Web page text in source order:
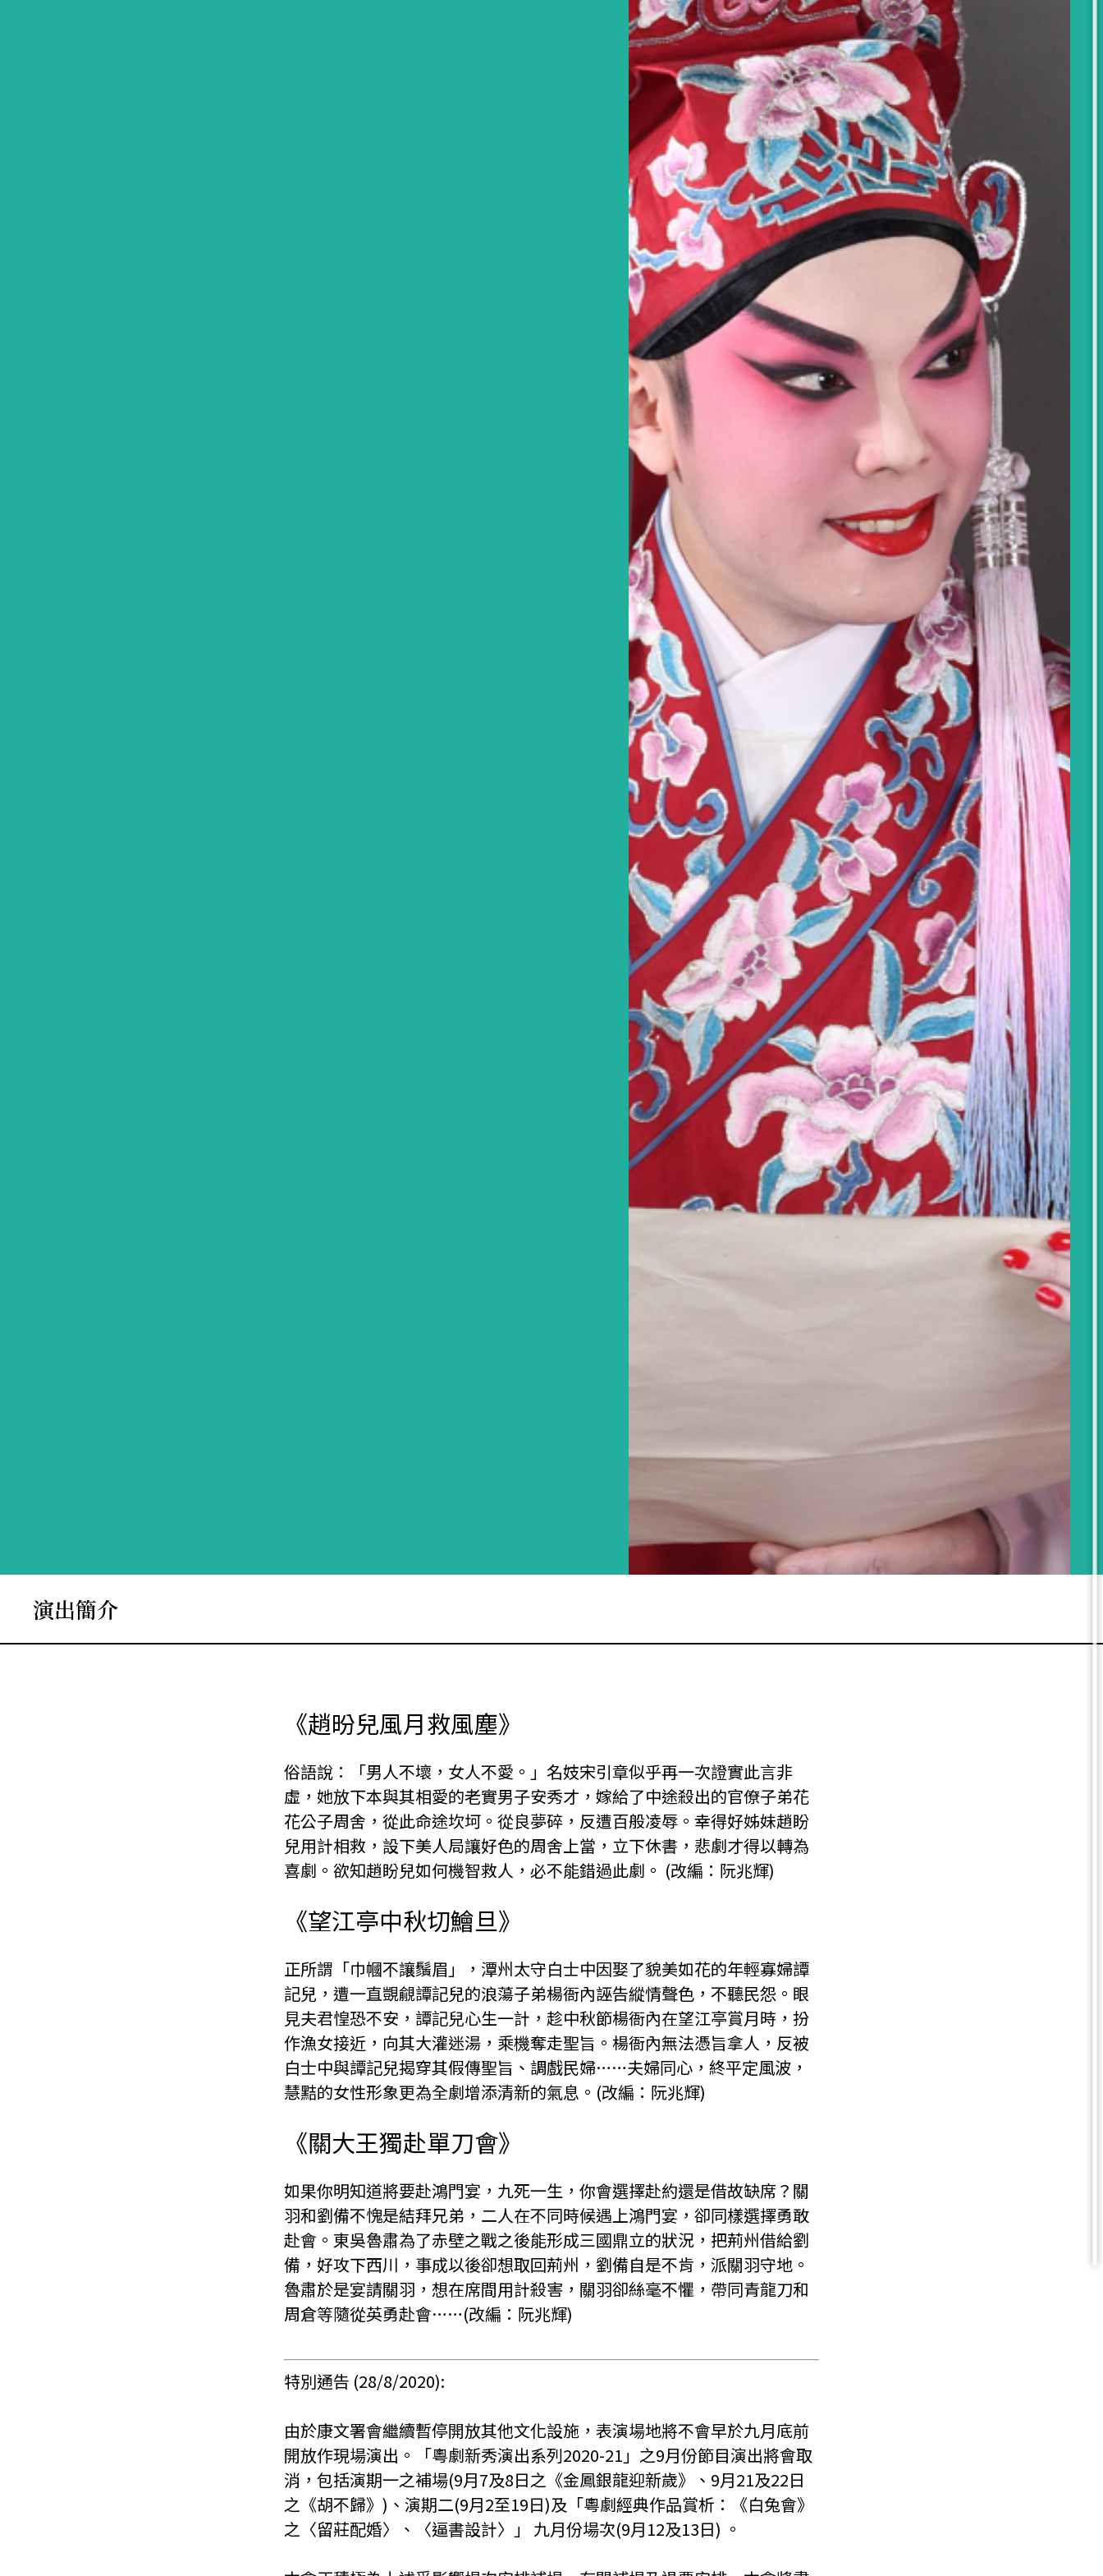
演出簡介
《趙昐兒風月救風塵》
俗語說：「男人不壞，女人不愛。」名妓宋引章似乎再一次證實此言非
虛，她放下本與其相愛的老實男子安秀才，嫁給了中途殺出的官僚子弟花
花公子周舍，從此命途坎坷。從良夢碎，反遭百般凌辱。幸得好姊妹趙盼
兒用計相救，設下美人局讓好色的周舍上當，立下休書，悲劇才得以轉為
喜劇。欲知趙盼兒如何機智救人，必不能錯過此劇。 (改編：阮兆輝)
《望江亭中秋切鱠旦》
正所謂「巾幗不讓鬚眉」，潭州太守白士中因娶了貌美如花的年輕寡婦譚
記兒，遭一直覬覦譚記兒的浪蕩子弟楊衙內誣告縱情聲色，不聽民怨。眼
見夫君惶恐不安，譚記兒心生一計，趁中秋節楊衙內在望江亭賞月時，扮
作漁女接近，向其大灌迷湯，乘機奪走聖旨。楊衙內無法憑旨拿人，反被
白士中與譚記兒揭穿其假傳聖旨、調戲民婦……夫婦同心，終平定風波，
慧黠的女性形象更為全劇增添清新的氣息。(改編：阮兆輝)
《關大王獨赴單刀會》
如果你明知道將要赴鴻門宴，九死一生，你會選擇赴約還是借故缺席？關
羽和劉備不愧是結拜兄弟，二人在不同時候遇上鴻門宴，卻同樣選擇勇敢
赴會。東吳魯肅為了赤壁之戰之後能形成三國鼎立的狀況，把荊州借給劉
備，好攻下西川，事成以後卻想取回荊州，劉備自是不肯，派關羽守地。
魯肅於是宴請關羽，想在席間用計殺害，關羽卻絲毫不懼，帶同青龍刀和
周倉等隨從英勇赴會……(改編：阮兆輝)
特別通告 (28/8/2020):
由於康文署會繼續暫停開放其他文化設施，表演場地將不會早於九月底前
開放作現場演出。「粵劇新秀演出系列2020-21」之9月份節目演出將會取
消，包括演期一之補場(9月7及8日之《金鳳銀龍迎新歲》、9月21及22日
之《胡不歸》)、演期二(9月2至19日)及「粵劇經典作品賞析：《白兔會》
之〈留莊配婚〉、〈逼書設計〉」 九月份場次(9月12及13日) 。